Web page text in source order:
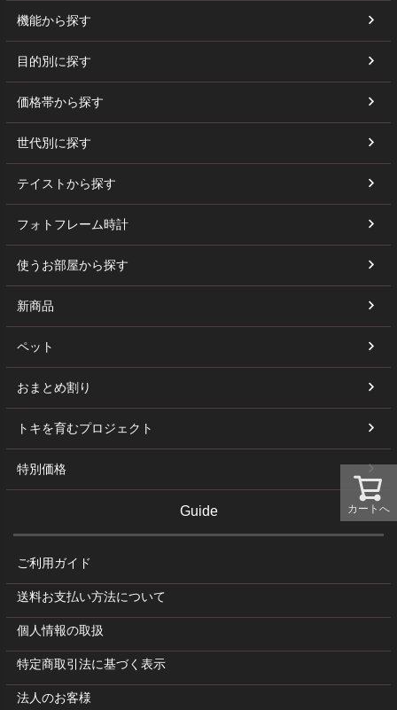
カートへ
機能から探す
目的別に探す
価格帯から探す
世代別に探す
テイストから探す
フォトフレーム時計
使うお部屋から探す
新商品
ペット
おまとめ割り
トキを育むプロジェクト
特別価格
Guide
ご利用ガイド
送料お支払い方法について
個人情報の取扱
特定商取引法に基づく表示
法人のお客様